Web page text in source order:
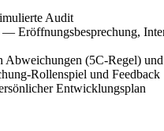
Audit
Eröffnungsbesprechung,
Abweichungen (5C-Regel)
Rollenspiel und Feedback
Entwicklungsplan